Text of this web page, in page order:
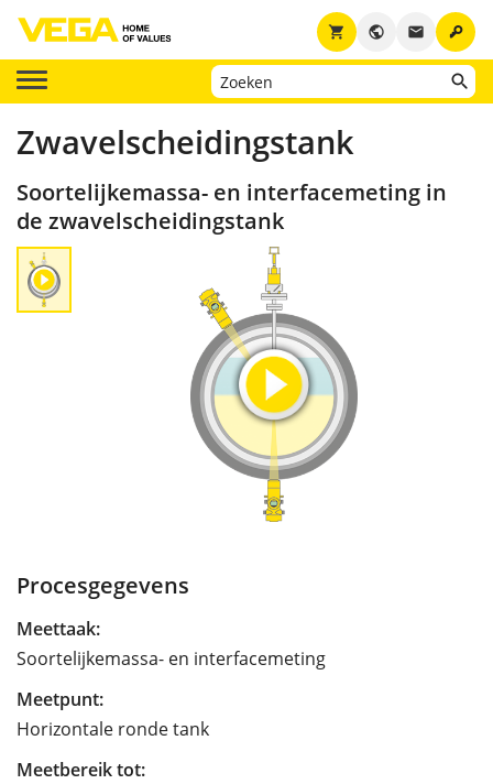
key
email
public
shopping_cart
Zwavelscheidingstank
Soortelijkemassa- en interfacemeting in
de zwavelscheidingstank
Procesgegevens
Meettaak:
Soortelijkemassa- en interfacemeting
Meetpunt:
Horizontale ronde tank
Meetbereik tot: